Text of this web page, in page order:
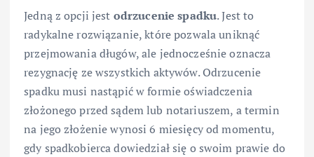
Jedną z opcji jest odrzucenie spadku. Jest to
radykalne rozwiązanie, które pozwala uniknąć
przejmowania długów, ale jednocześnie oznacza
rezygnację ze wszystkich aktywów. Odrzucenie
spadku musi nastąpić w formie oświadczenia
złożonego przed sądem lub notariuszem, a termin
na jego złożenie wynosi 6 miesięcy od momentu,
gdy spadkobierca dowiedział się o swoim prawie do